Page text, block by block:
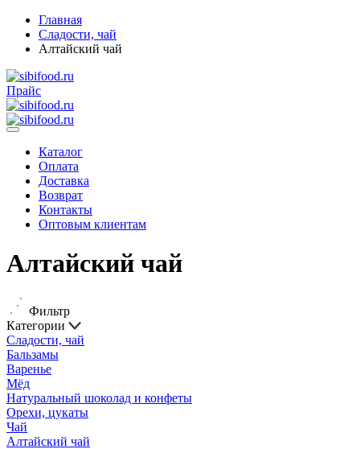
Главная
Сладости, чай
Алтайский чай
Прайс
Каталог
Оплата
Доставка
Возврат
Контакты
Оптовым клиентам
Алтайский чай
Фильтр
Категории
Сладости, чай
Бальзамы
Варенье
Мёд
Натуральный шоколад и конфеты
Орехи, цукаты
Чай
Алтайский чай